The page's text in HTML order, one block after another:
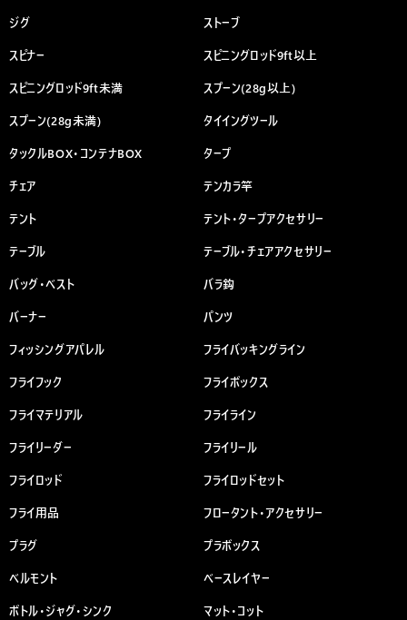
ジグ ストーブ
スピナー スピニングロッド9ft以上
スピニングロッド9ft未満 スプーン(28g以上)
スプーン(28g未満) タイイングツール
タックルBOX・コンテナBOX タープ
チェア テンカラ竿
テント テント・タープアクセサリー
テーブル テーブル・チェアアクセサリー
バッグ・ベスト バラ鈎
バーナー パンツ
フィッシングアパレル フライバッキングライン
フライフック フライボックス
フライマテリアル フライライン
フライリーダー フライリール
フライロッド フライロッドセット
フライ用品 フロータント・アクセサリー
プラグ プラボックス
ベルモント ベースレイヤー
ボトル・ジャグ・シンク マット・コット